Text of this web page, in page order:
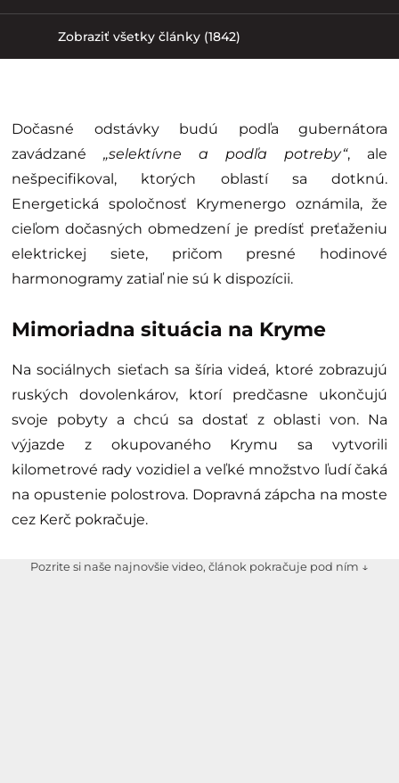
Zobraziť všetky články (1842)
Dočasné odstávky budú podľa gubernátora
zavádzané „selektívne a podľa potreby“, ale
nešpecifikoval, ktorých oblastí sa dotknú.
Energetická spoločnosť Krymenergo oznámila, že
cieľom dočasných obmedzení je predísť preťaženiu
elektrickej siete, pričom presné hodinové
harmonogramy zatiaľ nie sú k dispozícii.
Mimoriadna situácia na Kryme
Na sociálnych sieťach sa šíria videá, ktoré zobrazujú
ruských dovolenkárov, ktorí predčasne ukončujú
svoje pobyty a chcú sa dostať z oblasti von. Na
výjazde z okupovaného Krymu sa vytvorili
kilometrové rady vozidiel a veľké množstvo ľudí čaká
na opustenie polostrova. Dopravná zápcha na moste
cez Kerč pokračuje.
Pozrite si naše najnovšie video, článok pokračuje pod ním ↓